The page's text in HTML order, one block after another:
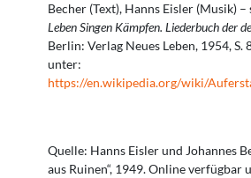
Becher (Text), Hanns Eisler (Musik)
Leben Singen Kämpfen. Liederbuch der
Berlin: Verlag Neues Leben, 1954,
unter:
https://en.wikipedia.org/wiki/
Quelle: Hanns Eisler und Johannes
aus Ruinen“, 1949. Online verfügbar